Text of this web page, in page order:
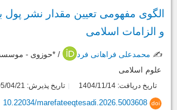
الگوی مفهومی تعیین مقدار نشر
و الزامات اسلامی
✍️ محمدعلی فراهانی فرد
/ *حوزوی -
علوم اسلامی
تاریخ دریافت: 1404/11/14 تاریخ پذیرش: 1405/04/21
doi
10.22034/marefateeqtesadi.2026.5003608